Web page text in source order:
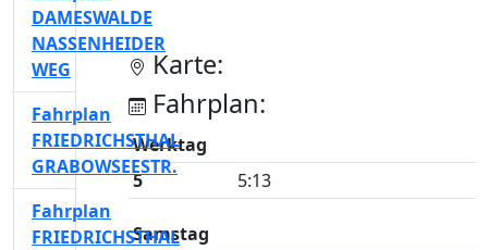
Karte:
Fahrplan:
Werktag
5
5:13
Samstag
DAMESWALDE
NASSENHEIDER
WEG
Fahrplan
FRIEDRICHSTHAL
GRABOWSEESTR.
Fahrplan
FRIEDRICHSTHAL